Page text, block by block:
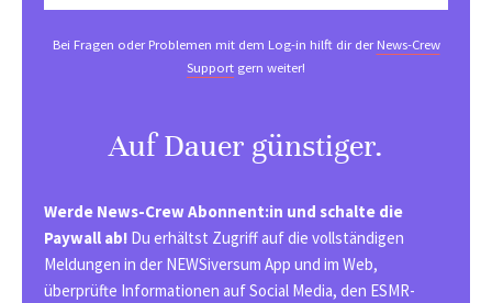
Bei Fragen oder Problemen mit dem Log-in hilft dir derNews-Crew
Support gern weiter!
Auf Dauer günstiger.
Werde News-Crew Abonnent:in und schalte die
Paywall ab! Du erhältst Zugriff auf die vollständigen
Meldungen in der NEWSiversum App und im Web,
überprüfte Informationen auf Social Media, den ESMR-